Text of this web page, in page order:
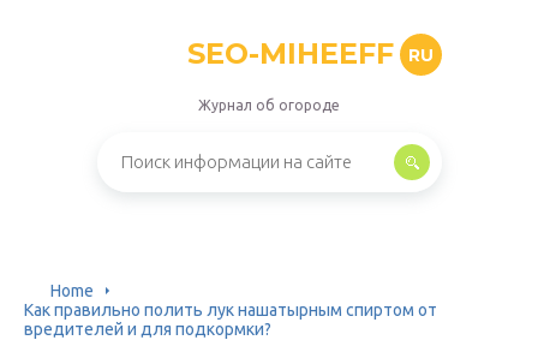
SEO-MIHEEFF RU
Журнал об огороде
Home
Как правильно полить лук нашатырным спиртом от
вредителей и для подкормки?